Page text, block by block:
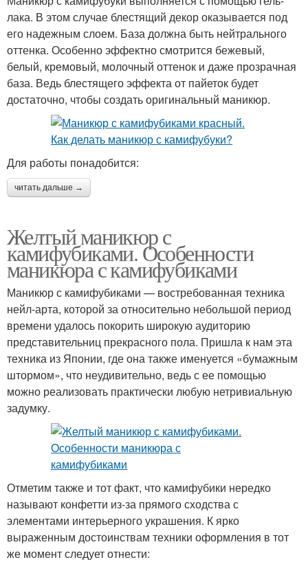
лака. В этом случае блестящий декор оказывается под
его надежным слоем. База должна быть нейтрального
оттенка. Особенно эффектно смотрится бежевый,
белый, кремовый, молочный оттенок и даже прозрачная
база. Ведь блестящего эффекта от пайеток будет
достаточно, чтобы создать оригинальный маникюр.
Для работы понадобится:
читать дальше →
Желтый маникюр с
камифубиками. Особенности
маникюра с камифубиками
Маникюр с камифубиками — востребованная техника
нейл-арта, которой за относительно небольшой период
времени удалось покорить широкую аудиторию
представительниц прекрасного пола. Пришла к нам эта
техника из Японии, где она также именуется «бумажным
штормом», что неудивительно, ведь с ее помощью
можно реализовать практически любую нетривиальную
задумку.
Отметим также и тот факт, что камифубики нередко
называют конфетти из-за прямого сходства с
элементами интерьерного украшения. К ярко
выраженным достоинствам техники оформления в тот
же момент следует отнести: